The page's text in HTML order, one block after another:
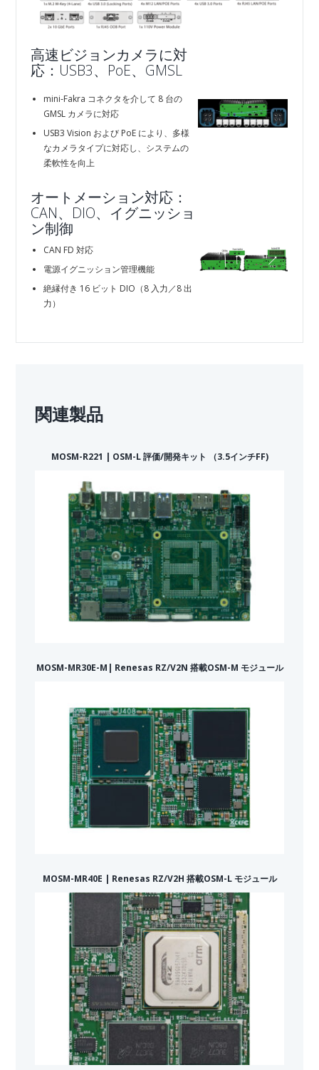
高速ビジョンカメラに対
応：USB3、PoE、GMSL
mini‑Fakra コネクタを介して 8 台の
GMSL カメラに対応
USB3 Vision および PoE により、多様
なカメラタイプに対応し、システムの
柔軟性を向上
オートメーション対応：
CAN、DIO、イグニッショ
ン制御
CAN FD 対応
電源イグニッション管理機能
絶縁付き 16 ビット DIO（8 入力／8 出
力）
関連製品
MOSM-R221 | OSM-L 評価/開発キット （3.5インチFF)
MOSM-MR30E-M| Renesas RZ/V2N 搭載OSM-M モジュール
MOSM-MR40E | Renesas RZ/V2H 搭載OSM-L モジュール